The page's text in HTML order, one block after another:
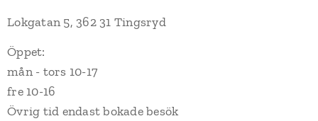
Lokgatan 5, 362 31 Tingsryd
Öppet:
mån - tors 10-17
fre 10-16
Övrig tid endast bokade besök